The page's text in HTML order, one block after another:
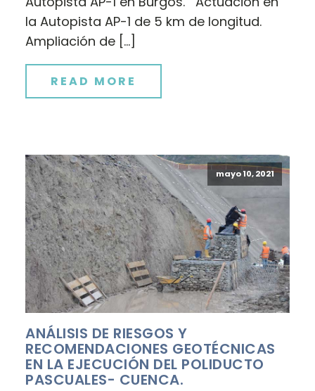
la Autopista AP-1 de 5 km de longitud.
Ampliación de […]
READ MORE
mayo 10, 2021
ANÁLISIS DE RIESGOS Y
RECOMENDACIONES GEOTÉCNICAS
EN LA EJECUCIÓN DEL POLIDUCTO
PASCUALES- CUENCA.